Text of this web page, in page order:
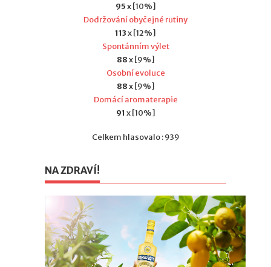
95x [10%]
Dodržování obyčejné rutiny
113x [12%]
Spontánním výlet
88x [9%]
Osobní evoluce
88x [9%]
Domácí aromaterapie
91 x [10%]
Celkem hlasovalo : 939
NA ZDRAVÍ!